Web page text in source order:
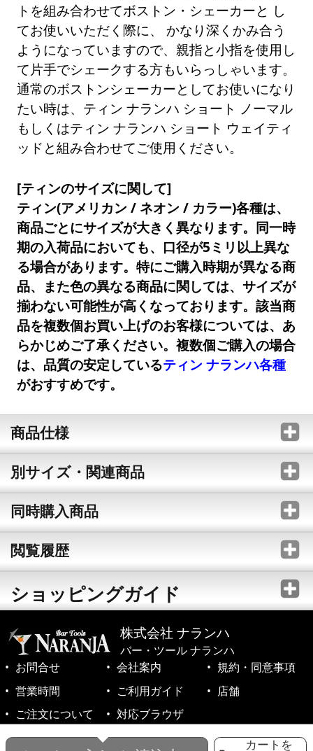
カートを
トを組み合わせてボストン・シェーカーと し
てお使いいただく際に、 かなり深くかみ合う
ようになっていますので、親指と小指を使用し
て片手でシェークする方もいらっしゃいます。
通常のボストンシェーカーとしてお使いになり
たい時は、ティン ナランハ ショート ノーマル
もしくはティン ナランハ ショート ウェイティ
ッドと組み合わせてご使用ください。
[ティンのサイズに関して]
ティン(アメリカン / ネオン / カラー)各種は、
商品ごとにサイズが大きく異なります。同一時
期の入荷品においても、口径が5ミリ以上異な
る場合があります。特にご購入時期が異なる商
品、また色の異なる商品に関しては、サイズが
揃わない可能性が高くなっております。該当商
品を複数個お買い上げのお客様については、あ
らかじめご了承ください。複数個ご購入の場合
は、品質の安定しているティン ナランハ各種
がおすすめです。
商品仕様
別サイズ・関連商品
同時購入商品
閲覧履歴
ショッピングガイド
株式会社 ナランハ
バー・ツール ナランハ
お問合せ
会社案内
規約・同意事項
営業時間
ご利用ガイド
店舗
ご注文について
対応ブラウザ
©1999-2026 NARANJA Inc. All Rights Reserved.